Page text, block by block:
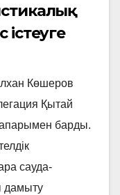
Көшеров
Қытай
барды.
сауда-
дамыту